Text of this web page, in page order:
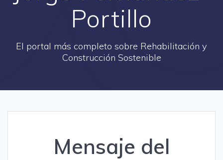
Portillo
El portal más completo sobre Rehabilitación y
Construcción Sostenible
Mensaje del